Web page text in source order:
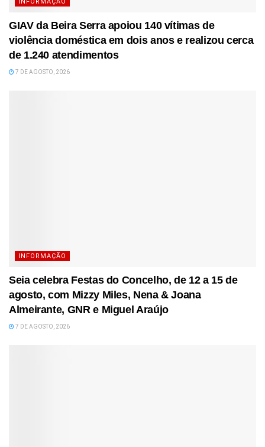
GIAV da Beira Serra apoiou 140 vítimas de
violência doméstica em dois anos e realizou cerca
de 1.240 atendimentos
7 DE AGOSTO, 2026
INFORMAÇÃO
Seia celebra Festas do Concelho, de 12 a 15 de
agosto, com Mizzy Miles, Nena & Joana
Almeirante, GNR e Miguel Araújo
7 DE AGOSTO, 2026